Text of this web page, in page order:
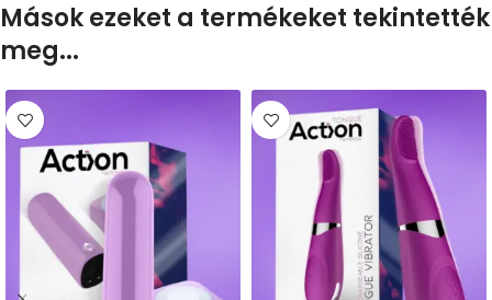
Mások ezeket a termékeket tekintették
meg...